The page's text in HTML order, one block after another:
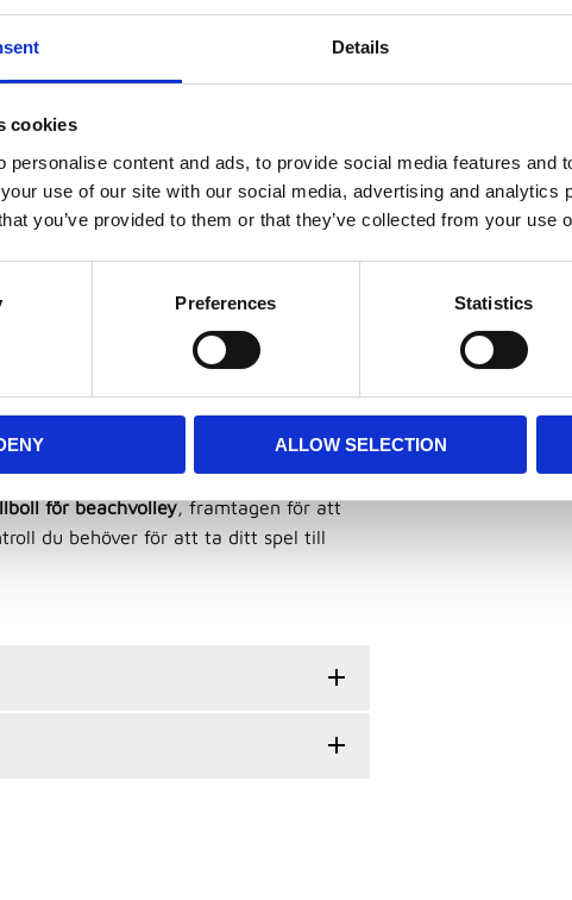
Details
cookies
personalise content and ads, to provide social media features and
use of our site with our social media, advertising and analytics
you’ve provided to them or that they’ve collected from your use
Preferences Statistics
ALLOW SELECTION
grepp och hållbarhet
Tillverkad av högkvalitativt syntetiskt
lång hållbarhet och konsekvent
teknologi, som ger ett
för dig som vill finslipa din teknik
eller spike.
och kontroll
och fritidsspel på beachvolleyplanen
för beachvolley, framtagen för att
du behöver för att ta ditt spel till
Mikasa
Mikasa.
1 075